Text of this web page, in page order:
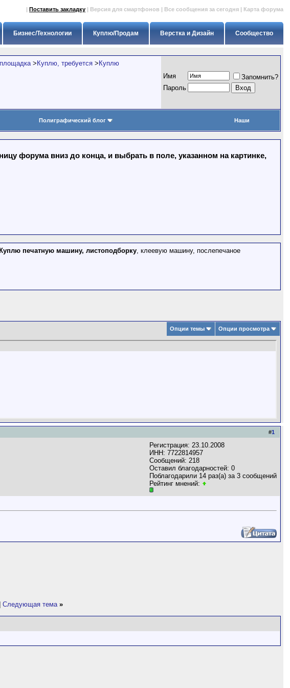
| Поставить закладку | Версия для смартфонов | Все сообщения за сегодня | Карта форума
Сообщество
Верстка и Дизайн
Куплю/Продам
Бизнес/Технологии
> Куплю, требуется > Куплю
Имя
Запомнить?
Пapoль
Полиграфический блог Наши
форума вниз до конца, и выбрать в поле, указанном на картинке,
Куплю печатную машину, листоподборку, клеевую машину, послепечаное
Опции темы Опции просмотра
#1
Регистрация: 23.10.2008
ИНН: 7722814957
Сообщений: 218
Оставил благодарностей: 0
Поблагодарили 14 раз(а) за 3 сообщений
Рейтинг мнений:
Следующая тема »